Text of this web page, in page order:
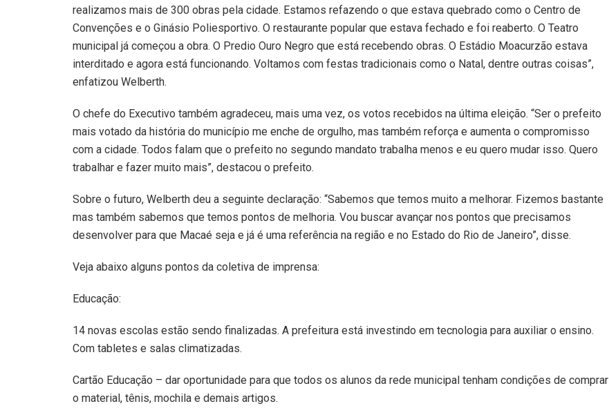
realizamos mais de 300 obras pela cidade. Estamos refazendo o que estava quebrado como o Centro de
Convenções e o Ginásio Poliesportivo. O restaurante popular que estava fechado e foi reaberto. O Teatro
municipal já começou a obra. O Predio Ouro Negro que está recebendo obras. O Estádio Moacurzão estava
interditado e agora está funcionando. Voltamos com festas tradicionais como o Natal, dentre outras coisas”,
enfatizou Welberth.
O chefe do Executivo também agradeceu, mais uma vez, os votos recebidos na última eleição. “Ser o prefeito
mais votado da história do município me enche de orgulho, mas também reforça e aumenta o compromisso
com a cidade. Todos falam que o prefeito no segundo mandato trabalha menos e eu quero mudar isso. Quero
trabalhar e fazer muito mais”, destacou o prefeito.
Sobre o futuro, Welberth deu a seguinte declaração: “Sabemos que temos muito a melhorar. Fizemos bastante
mas também sabemos que temos pontos de melhoria. Vou buscar avançar nos pontos que precisamos
desenvolver para que Macaé seja e já é uma referência na região e no Estado do Rio de Janeiro”, disse.
Veja abaixo alguns pontos da coletiva de imprensa:
Educação:
14 novas escolas estão sendo finalizadas. A prefeitura está investindo em tecnologia para auxiliar o ensino.
Com tabletes e salas climatizadas.
Cartão Educação – dar oportunidade para que todos os alunos da rede municipal tenham condições de comprar
o material, tênis, mochila e demais artigos.